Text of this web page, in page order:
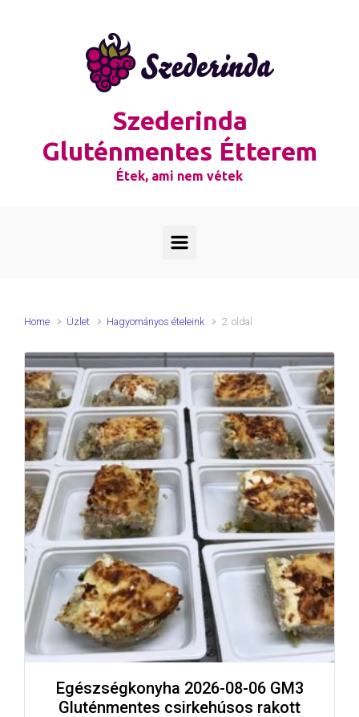
Szederinda
Gluténmentes Étterem
Étek, ami nem vétek
Home Üzlet Hagyományos ételeink 2. oldal
Egészségkonyha 2026-08-06 GM3
Gluténmentes csirkehúsos rakott